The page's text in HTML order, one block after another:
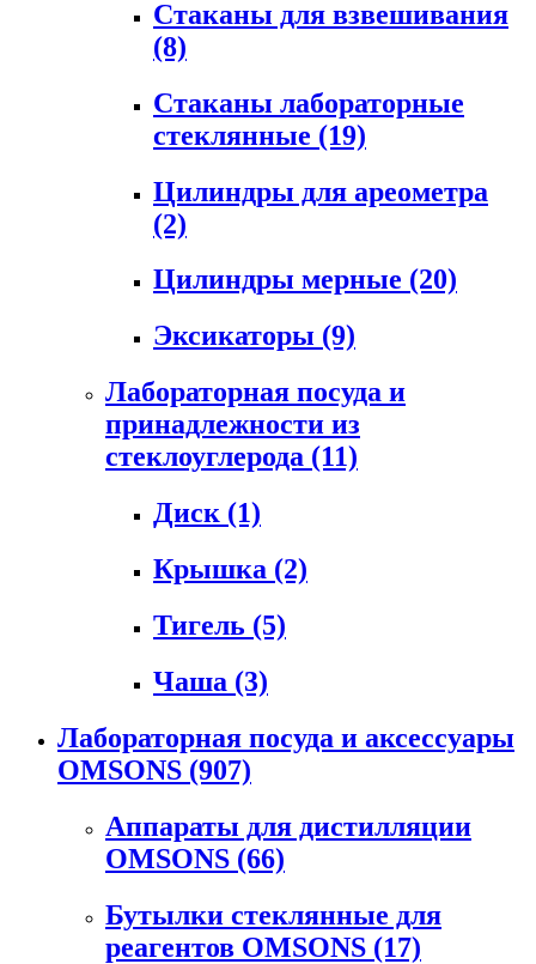
Стаканы для взвешивания
(8)
Стаканы лабораторные
стеклянные (19)
Цилиндры для ареометра
(2)
Цилиндры мерные (20)
Эксикаторы (9)
Лабораторная посуда и
принадлежности из
стеклоуглерода (11)
Диск (1)
Крышка (2)
Тигель (5)
Чаша (3)
Лабораторная посуда и аксессуары
OMSONS (907)
Аппараты для дистилляции
OMSONS (66)
Бутылки стеклянные для
реагентов OMSONS (17)